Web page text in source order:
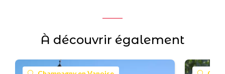
À découvrir également